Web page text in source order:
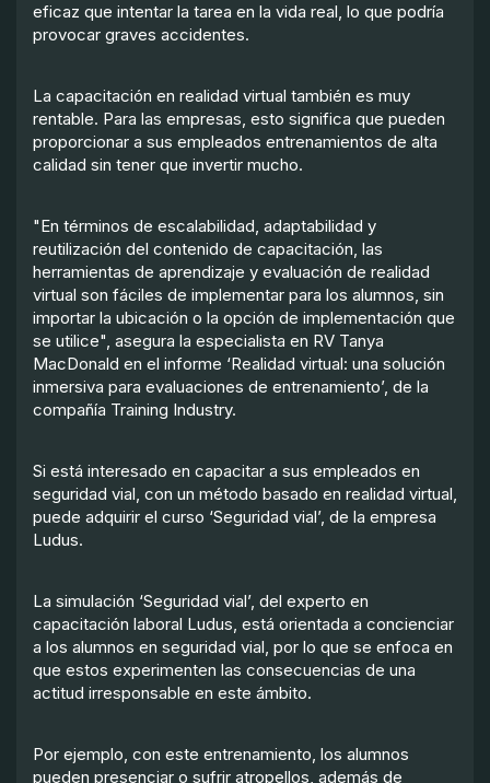
eficaz que intentar la tarea en la vida real, lo que podría
provocar graves accidentes.
La capacitación en realidad virtual también es muy
rentable. Para las empresas, esto significa que pueden
proporcionar a sus empleados entrenamientos de alta
calidad sin tener que invertir mucho.
"En términos de escalabilidad, adaptabilidad y
reutilización del contenido de capacitación, las
herramientas de aprendizaje y evaluación de realidad
virtual son fáciles de implementar para los alumnos, sin
importar la ubicación o la opción de implementación que
se utilice", asegura la especialista en RV Tanya
MacDonald en el informe ‘Realidad virtual: una solución
inmersiva para evaluaciones de entrenamiento’, de la
compañía Training Industry.
Si está interesado en capacitar a sus empleados en
seguridad vial, con un método basado en realidad virtual,
puede adquirir el curso ‘Seguridad vial’, de la empresa
Ludus.
La simulación ‘Seguridad vial’, del experto en
capacitación laboral Ludus, está orientada a concienciar
a los alumnos en seguridad vial, por lo que se enfoca en
que estos experimenten las consecuencias de una
actitud irresponsable en este ámbito.
Por ejemplo, con este entrenamiento, los alumnos
pueden presenciar o sufrir atropellos, además de